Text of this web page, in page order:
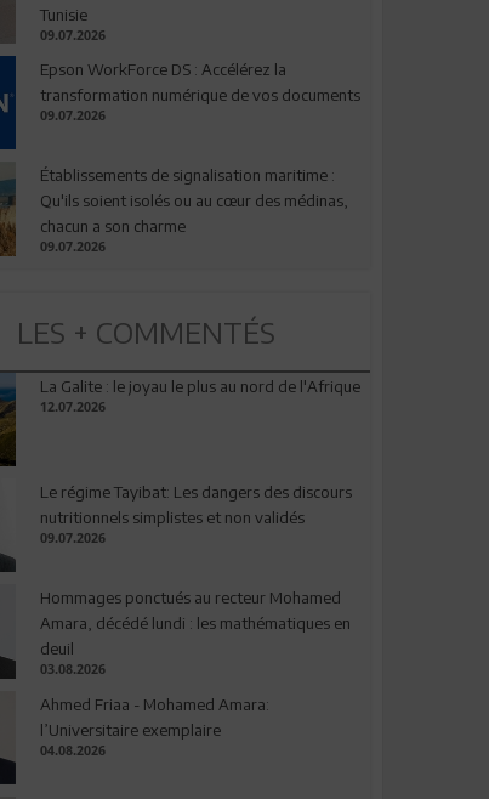
Tunisie
09.07.2026
Epson WorkForce DS : Accélérez la
transformation numérique de vos documents
09.07.2026
Établissements de signalisation maritime :
Qu'ils soient isolés ou au cœur des médinas,
chacun a son charme
09.07.2026
LES + COMMENTÉS
La Galite : le joyau le plus au nord de l'Afrique
12.07.2026
Le régime Tayibat: Les dangers des discours
nutritionnels simplistes et non validés
09.07.2026
Hommages ponctués au recteur Mohamed
Amara, décédé lundi : les mathématiques en
deuil
03.08.2026
Ahmed Friaa - Mohamed Amara:
l’Universitaire exemplaire
04.08.2026